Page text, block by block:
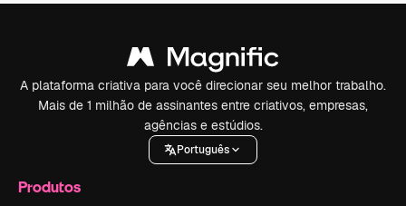
A plataforma criativa para você direcionar seu melhor trabalho.
Mais de 1 milhão de assinantes entre criativos, empresas,
agências e estúdios.
Português
Produtos